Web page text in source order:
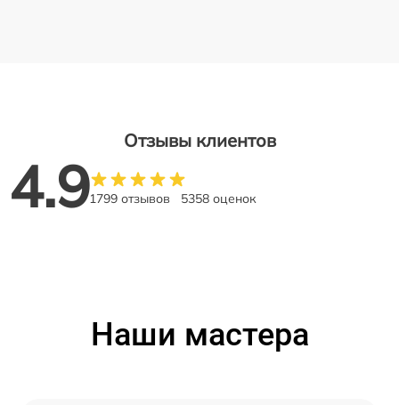
Отзывы клиентов
4.91799 отзывов 5358 оценок
Наши мастера